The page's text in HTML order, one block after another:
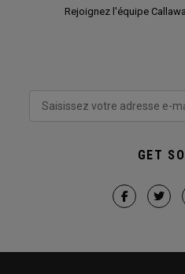
Rejoignez l'équipe
GET